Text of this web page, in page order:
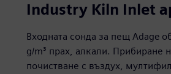
Industry Kiln Inlet
Входната сонда за пещ Adage
g/m³ прах, алкали. Прибиране
почистване с въздух,